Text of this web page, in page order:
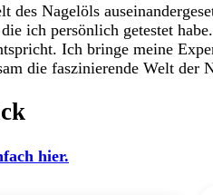
Nagelöls
ich persönlich getestet
Ich bringe meine
die faszinierende Welt der
hier.